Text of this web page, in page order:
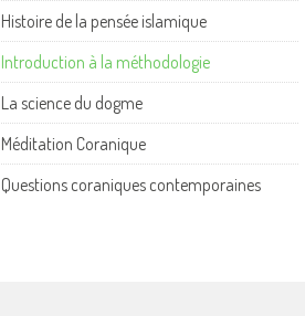
Histoire de la pensée islamique
Introduction à la méthodologie
La science du dogme
Méditation Coranique
Questions coraniques contemporaines